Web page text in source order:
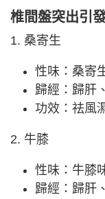
椎間盤突出引
1. 桑寄生
性味：桑寄
歸經：歸肝
功效：祛風
2. 牛膝
性味：牛膝
歸經：歸肝